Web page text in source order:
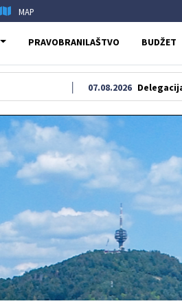
MAP
PRAVOBRANILAŠTVO BUDŽET
Delegacija Općine